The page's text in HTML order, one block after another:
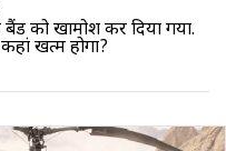
को खामोश कर दिया गया.
खत्म होगा?